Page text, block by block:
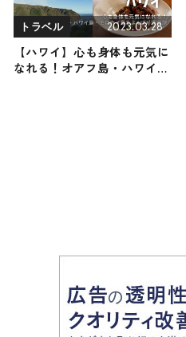
トラベル 2023.03.28
【ハワイ】心も身体も元気に
なれる！オアフ島・ハワイ